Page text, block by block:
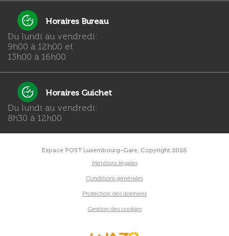
Horaires Bureau
Du lundi au vendredi:
9h00 à 12h00 et
13h00 à 16h00
Horaires Guichet
Du lundi au vendredi:
8h30 à 12h00